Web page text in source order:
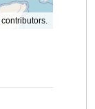
contributors.